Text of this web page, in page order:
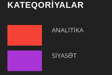
KATEQORİYALAR
ANALİTİKA
SİYASƏT